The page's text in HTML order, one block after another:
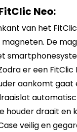
Neo:
van het
De
er een FitClic
aankomt gaat
houder draait en
veilig en